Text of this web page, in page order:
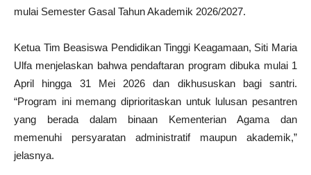
mulai Semester Gasal Tahun Akademik 2026/2027.
Ketua Tim Beasiswa Pendidikan Tinggi Keagamaan, Siti Maria
Ulfa menjelaskan bahwa pendaftaran program dibuka mulai 1
April hingga 31 Mei 2026 dan dikhususkan bagi santri.
“Program ini memang diprioritaskan untuk lulusan pesantren
yang berada dalam binaan Kementerian Agama dan
memenuhi persyaratan administratif maupun akademik,”
jelasnya.